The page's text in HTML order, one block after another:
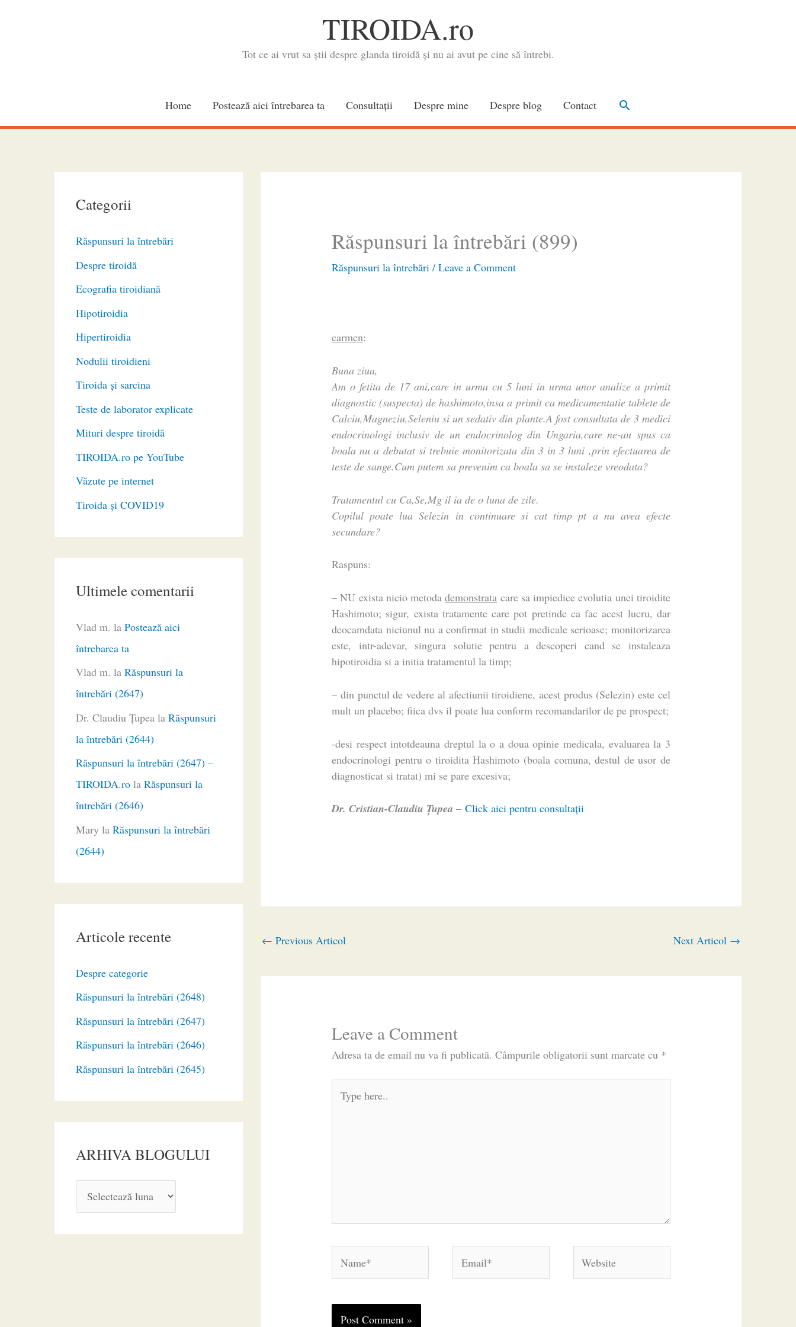
TIROIDA.ro
Tot ce ai vrut sa știi despre glanda tiroidă și nu ai avut pe cine să întrebi.
Home Postează aici întrebarea ta Consultaţii Despre mine Despre blog Contact Search
Categorii
Răspunsuri la întrebări
Despre tiroidă
Ecografia tiroidiană
Hipotiroidia
Hipertiroidia
Nodulii tiroidieni
Tiroida și sarcina
Teste de laborator explicate
Mituri despre tiroidă
TIROIDA.ro pe YouTube
Văzute pe internet
Tiroida și COVID19
Ultimele comentarii
Vlad m. la Postează aici
întrebarea ta
Vlad m. la Răspunsuri la
întrebări (2647)
Dr. Claudiu Ţupea la Răspunsuri
la întrebări (2644)
Răspunsuri la întrebări (2647) –
TIROIDA.ro la Răspunsuri la
întrebări (2646)
Mary la Răspunsuri la întrebări
(2644)
Articole recente
Despre categorie
Răspunsuri la întrebări (2648)
Răspunsuri la întrebări (2647)
Răspunsuri la întrebări (2646)
Răspunsuri la întrebări (2645)
ARHIVA BLOGULUI
R
H
Răspunsuri la întrebări (899)
Răspunsuri la întrebări /Leave a Comment
carmen:
Buna ziua,
Am o fetita de 17 ani,care in urma cu 5 luni in urma unor analize a primit
diagnostic (suspecta) de hashimoto,insa a primit ca medicamentatie tablete de
Calciu,Magneziu,Seleniu si un sedativ din plante.A fost consultata de 3 medici
endocrinologi inclusiv de un endocrinolog din Ungaria,care ne-au spus ca
boala nu a debutat si trebuie monitorizata din 3 in 3 luni ,prin efectuarea de
teste de sange.Cum putem sa prevenim ca boala sa se instaleze vreodata?
Tratamentul cu Ca,Se,Mg il ia de o luna de zile.
Copilul poate lua Selezin in continuare si cat timp pt a nu avea efecte
secundare?
Raspuns:
– NU exista nicio metodademonstrata care sa impiedice evolutia unei tiroidite
Hashimoto; sigur, exista tratamente care pot pretinde ca fac acest lucru, dar
deocamdata niciunul nu a confirmat in studii medicale serioase; monitorizarea
este, intr-adevar, singura solutie pentru a descoperi cand se instaleaza
hipotiroidia si a initia tratamentul la timp;
– din punctul de vedere al afectiunii tiroidiene, acest produs (Selezin) este cel
mult un placebo; fiica dvs il poate lua conform recomandarilor de pe prospect;
-desi respect intotdeauna dreptul la o a doua opinie medicala, evaluarea la 3
endocrinologi pentru o tiroidita Hashimoto (boala comuna, destul de usor de
diagnosticat si tratat) mi se pare excesiva;
Dr. Cristian-Claudiu Ţupea –Click aici pentru consultaţii
← Previous Articol Next Articol →
Leave a Comment
Adresa ta de email nu va fi publicată. Câmpurile obligatorii sunt marcate cu *
here..